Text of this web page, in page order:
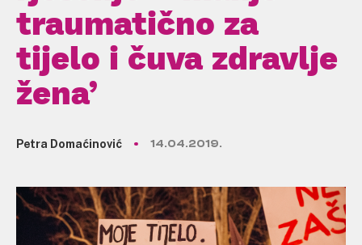
traumatično za
tijelo i čuva zdravlje
žena’
Petra Domaćinović 14.04.2019.